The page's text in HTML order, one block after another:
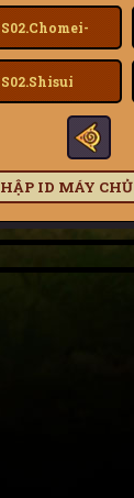
S02.Chomei-
S02.Shisui
ID MÁY CHỦ